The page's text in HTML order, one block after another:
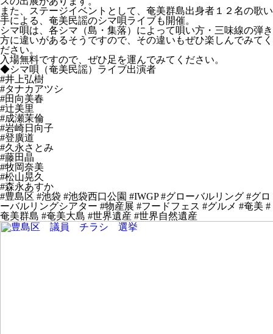
また、ステージイベントとして、奄美群島出身者１２名の歌い
手による、奄美民謡のシマ唄ライブも開催。
シマ唄は、各シマ（島・集落）によって唄い方・三味線の弾き
方に違いがあるそうですので、その違いもぜひ楽しんでみてく
ださい。
入場無料ですので、ぜひ足を運んでみてください。
◆シマ唄（奄美民謡）ライブ出演者
#井上弘樹
#タナカアツシ
#田向美春
#辻美里
#成瀬茉倫
#岩崎日向子
#登廣道
#久永さとみ
#藤田晶
#牧岡奈美
#松山晃久
#森永あすか
#豊島区 #池袋 #池袋西口公園 #IWGP #グローバルリング #グロ
ーバルリングシアター #物産展 #フードフェス #グルメ #奄美 #
奄美群島 #奄美大島 #世界遺産 #世界自然遺産